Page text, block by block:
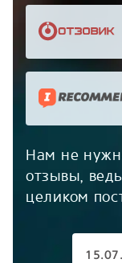
Нам не
отзывы,
целиком